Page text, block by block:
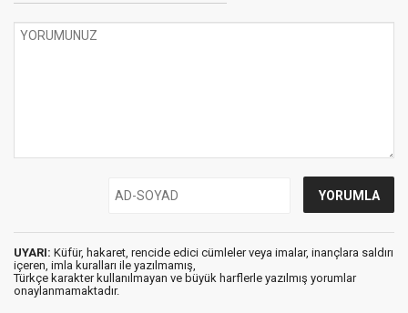
UYARI: Küfür, hakaret, rencide edici cümleler veya imalar, inançlara saldırı
içeren, imla kuralları ile yazılmamış,
Türkçe karakter kullanılmayan ve büyük harflerle yazılmış yorumlar
onaylanmamaktadır.